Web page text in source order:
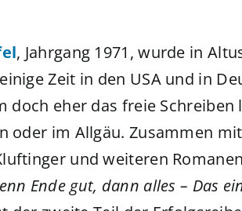
, Jahrgang 1971, wurde in
Zeit in den USA und in
doch eher das freie
oder im Allgäu. Zusammen
und weiteren
Ende gut, dann alles – Das